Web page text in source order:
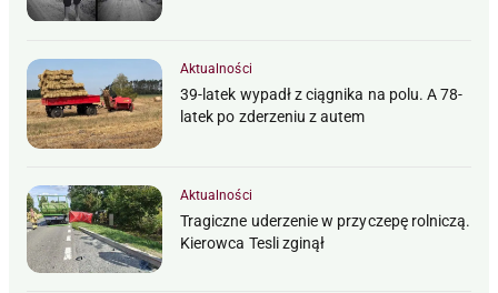
Aktualności
39-latek wypadł z ciągnika na polu. A 78-
latek po zderzeniu z autem
Aktualności
Tragiczne uderzenie w przyczepę rolniczą.
Kierowca Tesli zginął